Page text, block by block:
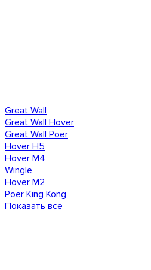
Great Wall
Great Wall Hover
Great Wall Poer
Hover H5
Hover M4
Wingle
Hover M2
Poer King Kong
Показать все